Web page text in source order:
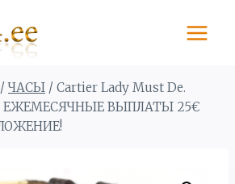
/ ЧАСЫ / Cartier Lady Must De.
ЕЖЕМЕСЯЧНЫЕ ВЫПЛАТЫ 25€